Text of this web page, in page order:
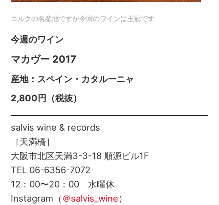
コルクの名産地ですが今回のワインは王冠です
今週のワイン
マカヴー 2017
産地：スペイン・カタルーニャ
2,800円（税抜）
salvis wine & records
［天満橋］
大阪市北区天満3-3-18 順源ビル1F
TEL 06-6356-7072
12：00〜20：00 水曜休
Instagram（ ＠salvis_wine）